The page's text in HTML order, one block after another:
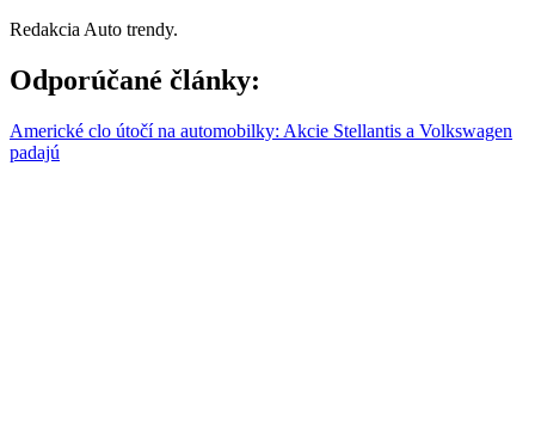
Redakcia Auto trendy.
Odporúčané články:
Americké clo útočí na automobilky: Akcie Stellantis a Volkswagen
padajú